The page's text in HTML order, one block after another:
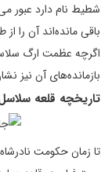
شطیط نام دارد عبور
باقی مانده‌اند آن را
اگرچه عظمت ارگ
بازمانده‌های آن نیز
تاریخچه قلعه
تا زمان حکومت